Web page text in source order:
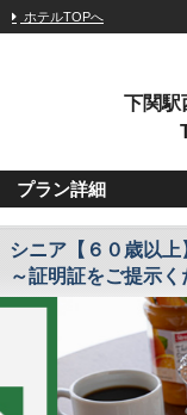
ホテルTOPへ
下関駅
プラン詳細
シニア【６０歳以
～証明証をご提示く